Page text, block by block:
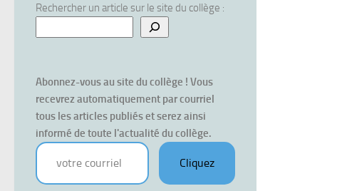
Rechercher un article sur le site du collège :
Abonnez-vous au site du collège ! Vous
recevrez automatiquement par courriel
tous les articles publiés et serez ainsi
informé de toute l'actualité du collège.
votre courriel
Cliquez